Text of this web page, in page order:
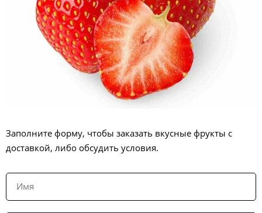
Заполните форму, чтобы заказать вкусные фрукты с
доставкой, либо обсудить условия.